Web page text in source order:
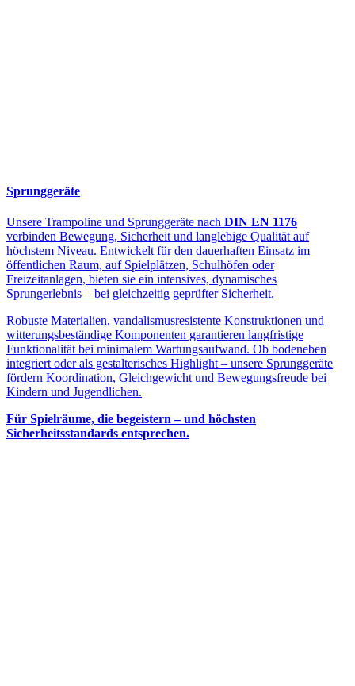
Sprunggeräte
Unsere Trampoline und Sprunggeräte nach DIN EN 1176
verbinden Bewegung, Sicherheit und langlebige Qualität auf
höchstem Niveau. Entwickelt für den dauerhaften Einsatz im
öffentlichen Raum, auf Spielplätzen, Schulhöfen oder
Freizeitanlagen, bieten sie ein intensives, dynamisches
Sprungerlebnis – bei gleichzeitig geprüfter Sicherheit.
Robuste Materialien, vandalismusresistente Konstruktionen und
witterungsbeständige Komponenten garantieren langfristige
Funktionalität bei minimalem Wartungsaufwand. Ob bodeneben
integriert oder als gestalterisches Highlight – unsere Sprunggeräte
fördern Koordination, Gleichgewicht und Bewegungsfreude bei
Kindern und Jugendlichen.
Für Spielräume, die begeistern – und höchsten
Sicherheitsstandards entsprechen.